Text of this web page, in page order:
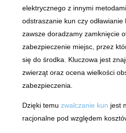
elektrycznego z innymi
odstraszanie kun czy
zawsze doradzamy zamknięcie
zabezpieczenie miejsc, przez
się do środka. Kluczowa jest
zwierząt oraz ocena wielkości
zabezpieczenia.
Dzięki temu zwalczanie kun jest
racjonalne pod względem